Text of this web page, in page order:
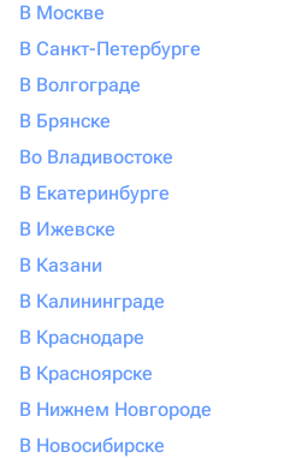
В Москве
В Санкт-Петербурге
В Волгограде
В Брянске
Во Владивостоке
В Екатеринбурге
В Ижевске
В Казани
В Калининграде
В Краснодаре
В Красноярске
В Нижнем Новгороде
В Новосибирске